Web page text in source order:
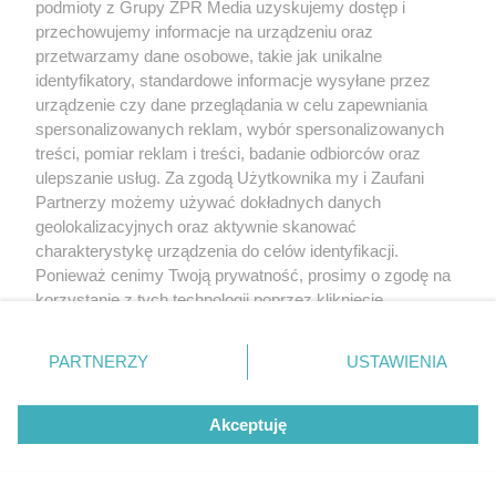
5
Daleko do pięciu porcji dziennie.
TEKST SPONSOROWANY
podmioty z Grupy ZPR Media uzyskujemy dostęp i
przechowujemy informacje na urządzeniu oraz
przetwarzamy dane osobowe, takie jak unikalne
identyfikatory, standardowe informacje wysyłane przez
urządzenie czy dane przeglądania w celu zapewniania
spersonalizowanych reklam, wybór spersonalizowanych
treści, pomiar reklam i treści, badanie odbiorców oraz
ulepszanie usług. Za zgodą Użytkownika my i Zaufani
Partnerzy możemy używać dokładnych danych
geolokalizacyjnych oraz aktywnie skanować
charakterystykę urządzenia do celów identyfikacji.
Ponieważ cenimy Twoją prywatność, prosimy o zgodę na
korzystanie z tych technologii poprzez kliknięcie
zmienić/wycofać klikając przycisk ustawień prywatności
znajdujący się w lewym dolnym rogu strony
rodzaje przetwarzania danych nie wymagają zgody
użytkownika, ale masz prawo sprzeciwić się takiemu
przetwarzaniu. Preferencje będą miały zastosowanie tylko
PARTNERZY USTAWIENIA
Akceptuję